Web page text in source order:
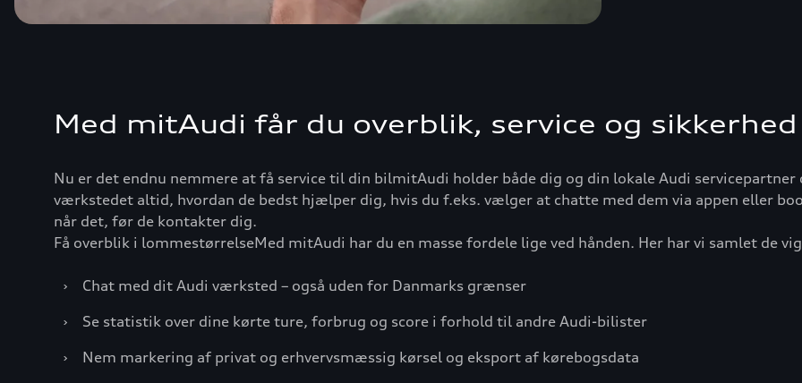
Med mitAudi får du overblik, service og sikkerhed
Nu er det endnu nemmere at få service til din bilmitAudi holder både dig og din lokale Audi
værkstedet altid, hvordan de bedst hjælper dig, hvis du f.eks. vælger at chatte med dem via appen eller
når det, før de kontakter dig.
Få overblik i lommestørrelseMed mitAudi har du en masse fordele lige ved hånden. Her har vi samlet de
›
Chat med dit Audi værksted – også uden for Danmarks grænser
›
Se statistik over dine kørte ture, forbrug og score i forhold til andre Audi-bilister
›
Nem markering af privat og erhvervsmæssig kørsel og eksport af kørebogsdata